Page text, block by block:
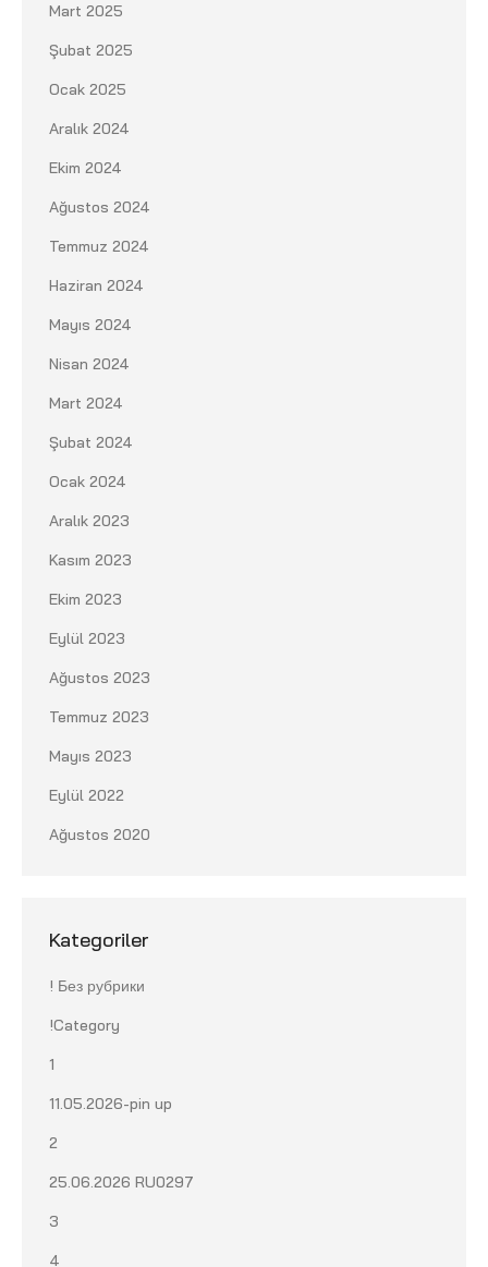
Mart 2025
Şubat 2025
Ocak 2025
Aralık 2024
Ekim 2024
Ağustos 2024
Temmuz 2024
Haziran 2024
Mayıs 2024
Nisan 2024
Mart 2024
Şubat 2024
Ocak 2024
Aralık 2023
Kasım 2023
Ekim 2023
Eylül 2023
Ağustos 2023
Temmuz 2023
Mayıs 2023
Eylül 2022
Ağustos 2020
Kategoriler
! Без рубрики
!Category
1
11.05.2026-pin up
2
25.06.2026 RU0297
3
4